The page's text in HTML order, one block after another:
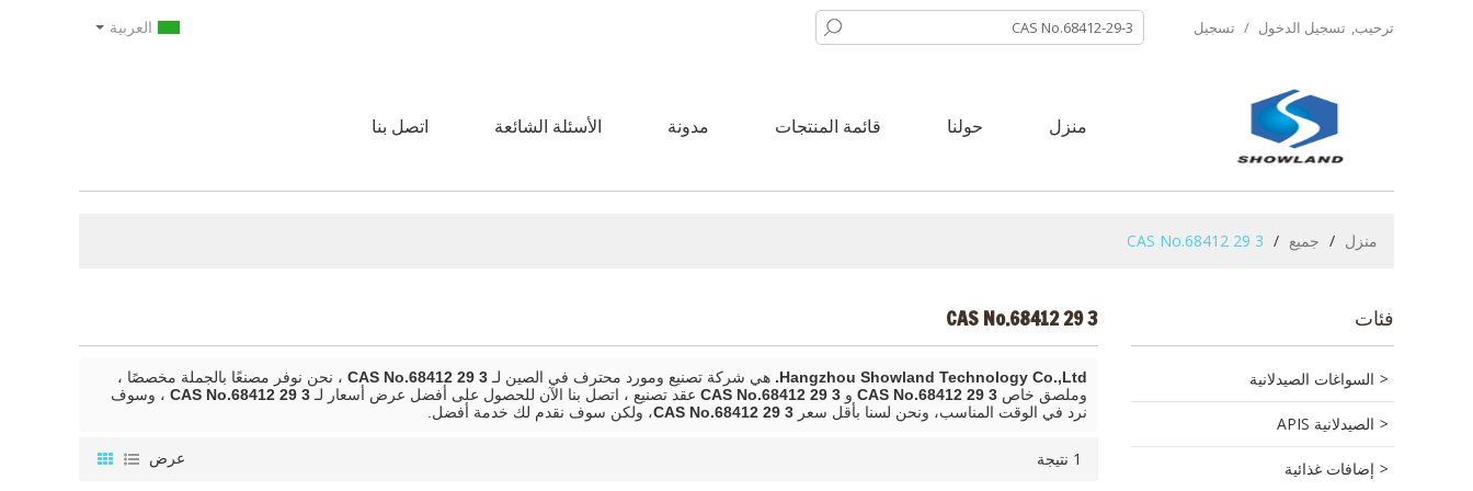
ترحيب, تسجيل الدخول / تسجيل العربية
منزل حولنا قائمة المنتجات مدونة الأسئلة الشائعة اتصل بنا
منزل / جميع /
CAS No.68412 29 3
فئات
السواغات الصيدلانية
الصيدلانية APIS
إضافات غذائية
CAS No.68412 29 3
Hangzhou Showland Technology Co.,Ltd. هي شركة تصنيع ومورد محترف في الصين لـ CAS No.68412 29 3 ، نحن نوفر مصنعًا بالجملة مخصصًا ،
وملصق خاص CAS No.68412 29 3 و CAS No.68412 29 3 عقد تصنيع ، اتصل بنا الآن للحصول على أفضل عرض أسعار لـ CAS No.68412 29 3 ، وسوف
نرد في الوقت المناسب، ونحن لسنا بأقل سعر CAS No.68412 29 3، ولكن سوف نقدم لك خدمة أفضل.
1 نتيجة عرض